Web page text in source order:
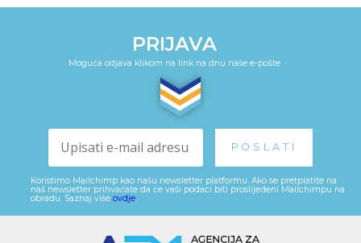
PRIJAVA
Moguća odjava klikom na link na dnu naše e-pošte
Koristimo Mailchimp kao našu newsletter platformu. Ako se pretplatite na
naš newsletter prihvaćate da će vaši podaci biti proslijeđeni Mailchimpu na
obradu. Saznaj više ovdje